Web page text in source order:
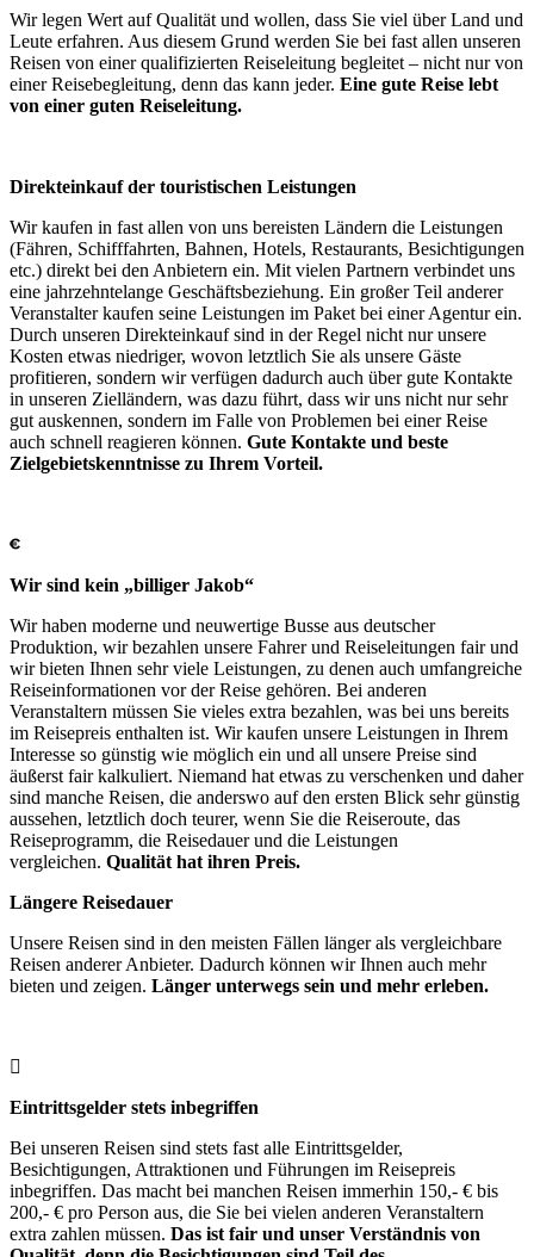
Wir legen Wert auf Qualität und wollen, dass Sie viel über Land und
Leute erfahren. Aus diesem Grund werden Sie bei fast allen unseren
Reisen von einer qualifizierten Reiseleitung begleitet – nicht nur von
einer Reisebegleitung, denn das kann jeder. Eine gute Reise lebt
von einer guten Reiseleitung.
Direkteinkauf der touristischen Leistungen
Wir kaufen in fast allen von uns bereisten Ländern die Leistungen
(Fähren, Schifffahrten, Bahnen, Hotels, Restaurants, Besichtigungen
etc.) direkt bei den Anbietern ein. Mit vielen Partnern verbindet uns
eine jahrzehntelange Geschäftsbeziehung. Ein großer Teil anderer
Veranstalter kaufen seine Leistungen im Paket bei einer Agentur ein.
Durch unseren Direkteinkauf sind in der Regel nicht nur unsere
Kosten etwas niedriger, wovon letztlich Sie als unsere Gäste
profitieren, sondern wir verfügen dadurch auch über gute Kontakte
in unseren Zielländern, was dazu führt, dass wir uns nicht nur sehr
gut auskennen, sondern im Falle von Problemen bei einer Reise
auch schnell reagieren können. Gute Kontakte und beste
Zielgebietskenntnisse zu Ihrem Vorteil.
Wir sind kein „billiger Jakob“
Wir haben moderne und neuwertige Busse aus deutscher
Produktion, wir bezahlen unsere Fahrer und Reiseleitungen fair und
wir bieten Ihnen sehr viele Leistungen, zu denen auch umfangreiche
Reiseinformationen vor der Reise gehören. Bei anderen
Veranstaltern müssen Sie vieles extra bezahlen, was bei uns bereits
im Reisepreis enthalten ist. Wir kaufen unsere Leistungen in Ihrem
Interesse so günstig wie möglich ein und all unsere Preise sind
äußerst fair kalkuliert. Niemand hat etwas zu verschenken und daher
sind manche Reisen, die anderswo auf den ersten Blick sehr günstig
aussehen, letztlich doch teurer, wenn Sie die Reiseroute, das
Reiseprogramm, die Reisedauer und die Leistungen
vergleichen. Qualität hat ihren Preis.
Längere Reisedauer
Unsere Reisen sind in den meisten Fällen länger als vergleichbare
Reisen anderer Anbieter. Dadurch können wir Ihnen auch mehr
bieten und zeigen. Länger unterwegs sein und mehr erleben.
Eintrittsgelder stets inbegriffen
Bei unseren Reisen sind stets fast alle Eintrittsgelder,
Besichtigungen, Attraktionen und Führungen im Reisepreis
inbegriffen. Das macht bei manchen Reisen immerhin 150,- € bis
200,- € pro Person aus, die Sie bei vielen anderen Veranstaltern
extra zahlen müssen. Das ist fair und unser Verständnis von